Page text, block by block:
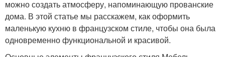
можно создать атмосферу, напоминающую прованские
дома. В этой статье мы расскажем, как оформить
маленькую кухню в французском стиле, чтобы она была
одновременно функциональной и красивой.